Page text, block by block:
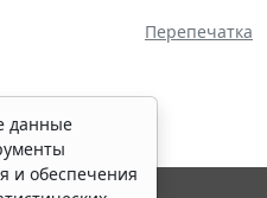
Перепечатка
данные
и обеспечения